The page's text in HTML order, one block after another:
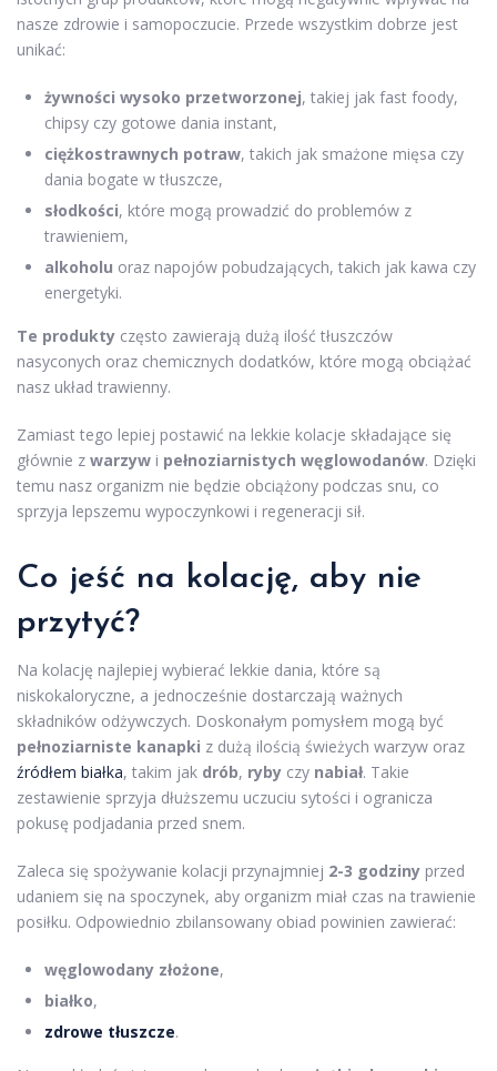
nasze zdrowie i samopoczucie. Przede wszystkim dobrze jest
unikać:
żywności wysoko przetworzonej, takiej jak fast foody,
chipsy czy gotowe dania instant,
ciężkostrawnych potraw, takich jak smażone mięsa czy
dania bogate w tłuszcze,
słodkości, które mogą prowadzić do problemów z
trawieniem,
alkoholu oraz napojów pobudzających, takich jak kawa czy
energetyki.
Te produkty często zawierają dużą ilość tłuszczów
nasyconych oraz chemicznych dodatków, które mogą obciążać
nasz układ trawienny.
Zamiast tego lepiej postawić na lekkie kolacje składające się
głównie z warzyw i pełnoziarnistych węglowodanów. Dzięki
temu nasz organizm nie będzie obciążony podczas snu, co
sprzyja lepszemu wypoczynkowi i regeneracji sił.
Co jeść na kolację, aby nie
przytyć?
Na kolację najlepiej wybierać lekkie dania, które są
niskokaloryczne, a jednocześnie dostarczają ważnych
składników odżywczych. Doskonałym pomysłem mogą być
pełnoziarniste kanapki z dużą ilością świeżych warzyw oraz
źródłem białka, takim jak drób, ryby czy nabiał. Takie
zestawienie sprzyja dłuższemu uczuciu sytości i ogranicza
pokusę podjadania przed snem.
Zaleca się spożywanie kolacji przynajmniej 2-3 godziny przed
udaniem się na spoczynek, aby organizm miał czas na trawienie
posiłku. Odpowiednio zbilansowany obiad powinien zawierać:
węglowodany złożone,
białko,
zdrowe tłuszcze.